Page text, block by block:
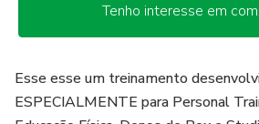
Tenho interesse em
Esse esse um treinamento
ESPECIALMENTE para Personal